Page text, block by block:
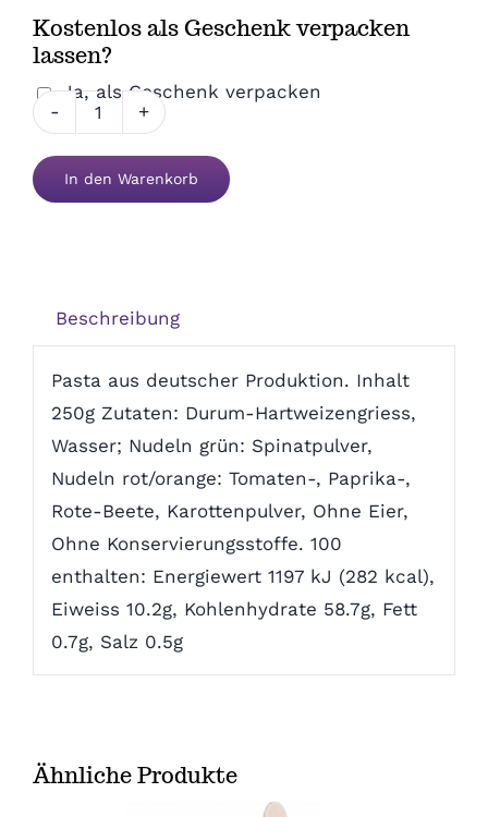
Einzug
1. August
Aktionen
Service
Über uns
Kontakt
Kostenlos als Geschenk verpacken
lassen?
Ja, als Geschenk verpacken
Laune
Pastasäckli
In den Warenkorb
Beschreibung
Pasta aus deutscher Produktion. Inhalt
250g Zutaten: Durum-Hartweizengriess,
Wasser; Nudeln grün: Spinatpulver,
Nudeln rot/orange: Tomaten-, Paprika-,
Rote-Beete, Karottenpulver, Ohne Eier,
Ohne Konservierungsstoffe. 100
enthalten: Energiewert 1197 kJ (282 kcal),
Eiweiss 10.2g, Kohlenhydrate 58.7g, Fett
0.7g, Salz 0.5g
Ähnliche Produkte